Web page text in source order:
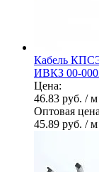
Кабель
ИВКЗ 00-
Цена:
46.83 руб. / м
Оптовая
45.89 руб. / м